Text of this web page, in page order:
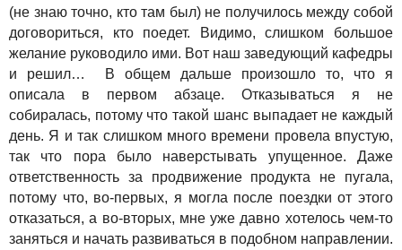
(не знаю точно, кто там был) не получилось между собой
договориться, кто поедет. Видимо, слишком большое
желание руководило ими. Вот наш заведующий кафедры
и решил… В общем дальше произошло то, что я
описала в первом абзаце. Отказываться я не
собиралась, потому что такой шанс выпадает не каждый
день. Я и так слишком много времени провела впустую,
так что пора было наверстывать упущенное. Даже
ответственность за продвижение продукта не пугала,
потому что, во-первых, я могла после поездки от этого
отказаться, а во-вторых, мне уже давно хотелось чем-то
заняться и начать развиваться в подобном направлении.